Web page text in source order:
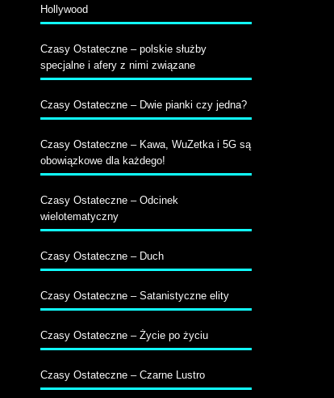
Hollywood
Czasy Ostateczne – polskie służby
specjalne i afery z nimi związane
Czasy Ostateczne – Dwie pianki czy jedna?
Czasy Ostateczne – Kawa, WuZetka i 5G są
obowiązkowe dla każdego!
Czasy Ostateczne – Odcinek
wielotematyczny
Czasy Ostateczne – Duch
Czasy Ostateczne – Satanistyczne elity
Czasy Ostateczne – Życie po życiu
Czasy Ostateczne – Czarne Lustro